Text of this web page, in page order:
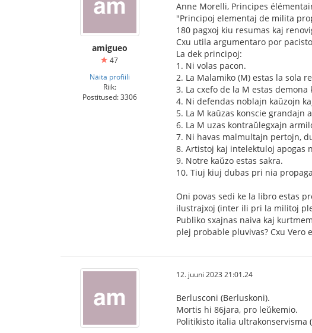
amigueo
47
Näita profiili
Riik:
Postitused: 3306
Anne Morelli, Principes
"Principoj elementaj de milita
180 pagxoj kiu resumas kaj
Cxu utila argumentaro por
La dek principoj:
1. Ni volas pacon.
2. La Malamiko (M) estas la sola
3. La cxefo de la M estas
4. Ni defendas noblajn kaŭzojn
5. La M kaŭzas konscie
6. La M uzas kontraŭlegxajn
7. Ni havas malmultajn pertojn,
8. Artistoj kaj intelektuloj apogas
9. Notre kaŭzo estas sakra.
10. Tiuj kiuj dubas pri nia
Oni povas sedi ke la libro estas
ilustrajxoj (inter ili pri la militoj
Publiko sxajnas naiva kaj
plej probable pluvivas? Cxu Vero
12. juuni 2023 21:01.24
Berlusconi (Berluskoni).
Mortis hi 86jara, pro leŭkemio.
Politikisto italia ultrakonservisma